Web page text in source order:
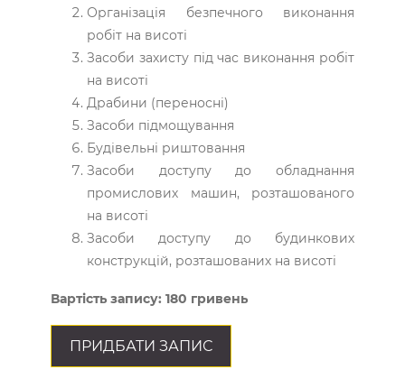
Організація безпечного виконання
робіт на висоті
Засоби захисту під час виконання робіт
на висоті
Драбини (переносні)
Засоби підмощування
Будівельні риштовання
Засоби доступу до обладнання
промислових машин, розташованого
на висоті
Засоби доступу до будинкових
конструкцій, розташованих на висоті
Вартість запису: 180 гривень
ПРИДБАТИ ЗАПИС